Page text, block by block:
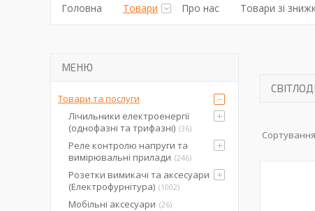
Головна Товари Про нас Товари зі
Товари та послуги
Лічильники електроенергії
(однофазні та трифазні) 36
Реле контролю напруги та
вимірювальні прилади 246
Розетки вимикачі та аксесуари
(Електрофурнітура) 1002
Мобільні аксесуари 26